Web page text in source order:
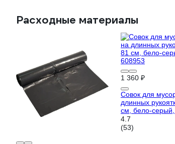
Расходные материалы
1 360 ₽
Совок для
длинных
см, бело-
608953
4.7
(53)